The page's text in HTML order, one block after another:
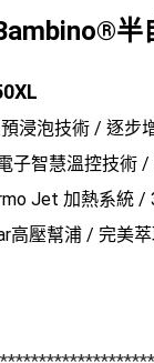
半
浸泡技術 / 逐步
子智慧溫控技術
Jet 加熱系統 /
高壓幫浦 / 完美